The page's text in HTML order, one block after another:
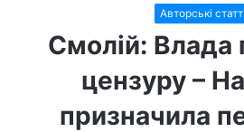
Авторські статті
Смолій: Влада
цензуру –
призначила